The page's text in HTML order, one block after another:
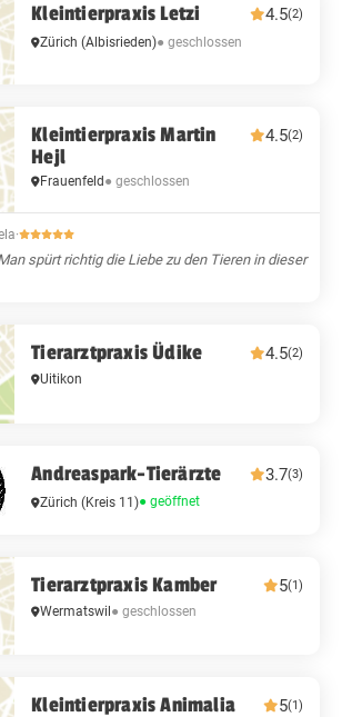
Kleintierpraxis Letzi 4.5(2)
Zürich(Albisrieden)● geschlossen
Kleintierpraxis Martin
Hejl
4.5(2)
Frauenfeld● geschlossen
·
spürt richtig die Liebe zu den Tieren in dieser
Tierarztpraxis Üdike 4.5(2)
Uitikon
Andreaspark-Tierärzte 3.7(3)
Zürich(Kreis 11)● geöffnet
Tierarztpraxis Kamber 5(1)
Wermatswil● geschlossen
Kleintierpraxis Animalia 5(1)